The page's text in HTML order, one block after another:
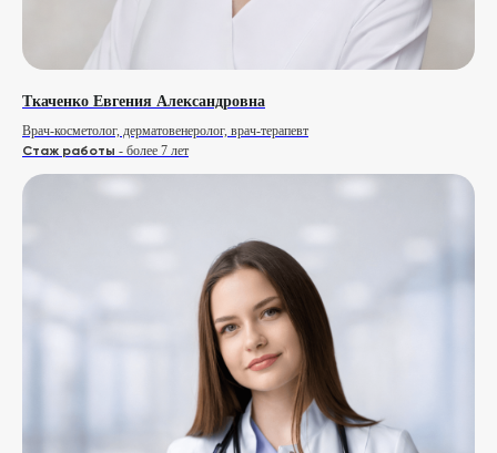
Ткаченко Евгения Александровна
Врач-косметолог, дерматовенеролог, врач-терапевт
Стаж работы - более 7 лет
Мы хотим, чтобы вы становились здоровее
и красивее, чтобы у вас были силы и желание
жить, и творить для себя и своих детей!
Начните с разговора